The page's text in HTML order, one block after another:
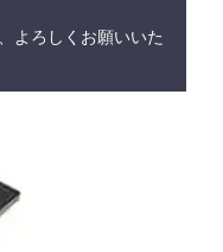
よろしくお願いいた